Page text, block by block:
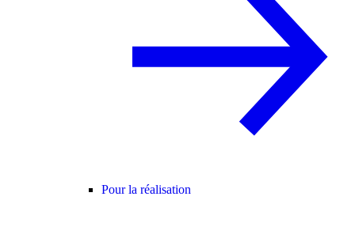
Pour la réalisation